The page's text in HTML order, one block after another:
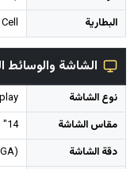
البطارية
الشاشة والوسائط
نوع الشاشة
مقاس الشاشة
14"
دقة الشاشة